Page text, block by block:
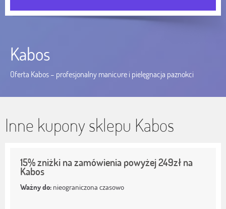
Kabos
Oferta Kabos – profesjonalny manicure i pielęgnacja paznokci
Inne kupony sklepu Kabos
15% zniżki na zamówienia powyżej 249zł na
Kabos
Ważny do: nieograniczona czasowo